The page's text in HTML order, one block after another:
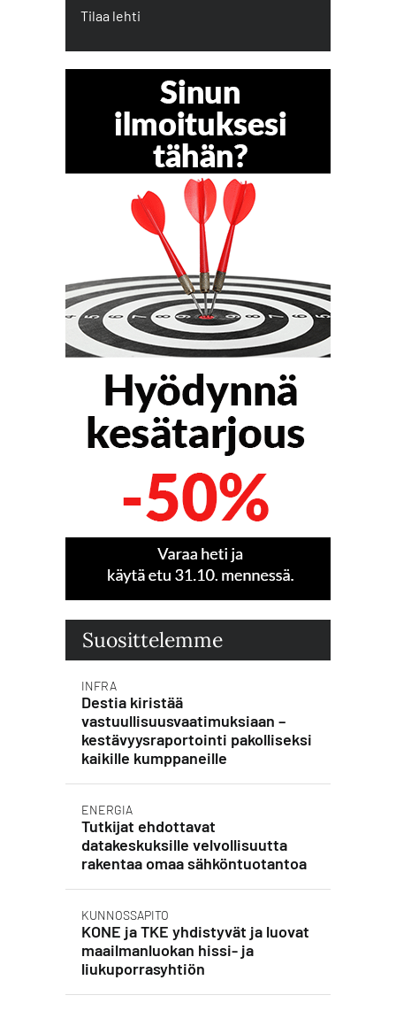
Tilaa lehti
Suosittelemme
INFRA
Destia kiristää
vastuullisuusvaatimuksiaan –
kestävyysraportointi pakolliseksi
kaikille kumppaneille
ENERGIA
Tutkijat ehdottavat
datakeskuksille velvollisuutta
rakentaa omaa sähköntuotantoa
KUNNOSSAPITO
KONE ja TKE yhdistyvät ja luovat
maailmanluokan hissi- ja
liukuporrasyhtiön